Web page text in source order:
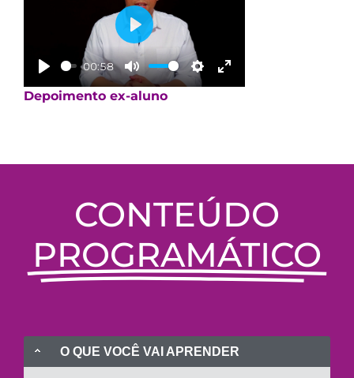
Play
00:58
Mute SettingsEnter fullscreen
Play
Depoimento ex-aluno
CONTEÚDO
PROGRAMÁTICO
O QUE VOCÊ VAI APRENDER